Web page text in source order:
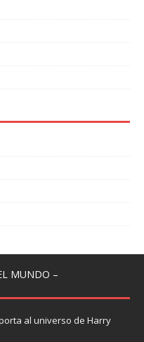
MUNDO –
al universo de Harry